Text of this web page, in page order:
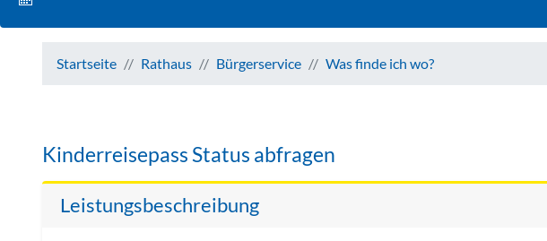
Startseite Rathaus Bürgerservice Was finde ich wo?
Kinderreisepass Status abfragen
Leistungsbeschreibung